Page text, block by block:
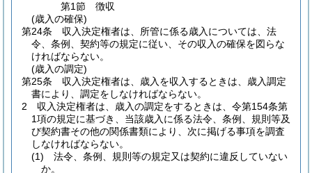
第1節
徴収
(歳入の確保)
第24条
収入決定権者は、所管に係る歳入については、法
令、条例、契約等の規定に従い、その収入の確保を図らな
ければならない。
(歳入の調定)
第25条
収入決定権者は、歳入を収入するときは、歳入調定
書により、調定をしなければならない。
2
収入決定権者は、歳入の調定をするときは、令第154条第
1項の規定に基づき、当該歳入に係る法令、条例、規則等及
び契約書その他の関係書類により、次に掲げる事項を調査
しなければならない。
(1)
法令、条例、規則等の規定又は契約に違反していない
か。